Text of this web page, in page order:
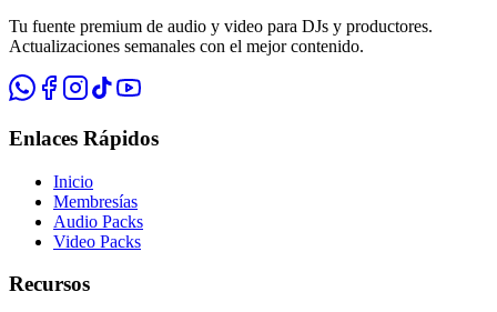
Tu fuente premium de audio y video para DJs y productores.
Actualizaciones semanales con el mejor contenido.
Enlaces Rápidos
Inicio
Membresías
Audio Packs
Video Packs
Recursos